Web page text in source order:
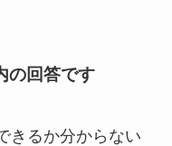
の回答です
きるか分からない